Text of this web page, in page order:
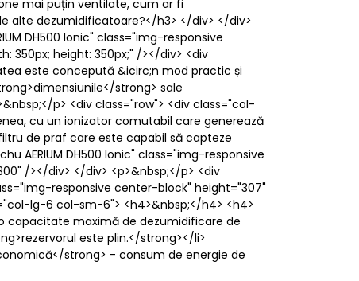
mai puțin ventilate, cum ar fi
alte dezumidificatoare?</h3> </div> </div>
DH500 Ionic" class="img-responsive
350px; height: 350px;" /></div> <div
este concepută &icirc;n mod practic și
strong> sale
p> <div class="row"> <div class="col-
cu un ionizator comutabil care generează
de praf care este capabil să capteze
AERIUM DH500 Ionic" class="img-responsive
/></div> </div> <p>&nbsp;</p> <div
responsive center-block" height="307"
lg-6 col-sm-6"> <h4>&nbsp;</h4> <h4>
capacitate maximă de dezumidificare de
este plin.</strong></li>
strong> - consum de energie de